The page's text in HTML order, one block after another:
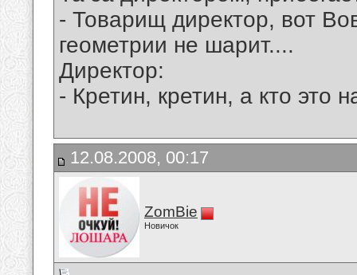
- Товаpищ диpектоp, вот
геометpии не шаpит....
Диpектоp:
- Кpетин, кpетин, а кто это
12.08.2008, 00:17
ZomBie
Новичок